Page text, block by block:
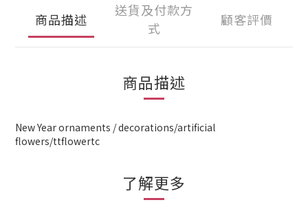
商品描述
送貨及付款方
式
顧客評價
商品描述
New Year ornaments / decorations/artificial
flowers/ttflowertc
了解更多